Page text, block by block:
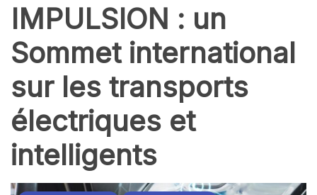
IMPULSION : un
Sommet international
sur les transports
électriques et
intelligents